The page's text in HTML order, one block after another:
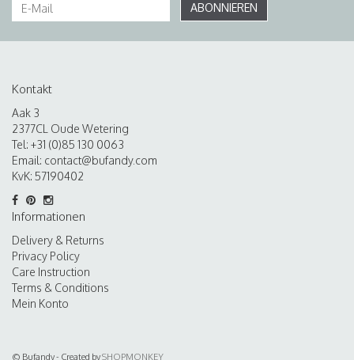
ABONNIEREN
Kontakt
Aak 3
2377CL Oude Wetering
Tel: +31 (0)85 130 0063
Email: contact@bufandy.com
KvK: 57190402
Informationen
Delivery & Returns
Privacy Policy
Care Instruction
Terms & Conditions
Mein Konto
© Bufandy - Created bySHOPMONKEY